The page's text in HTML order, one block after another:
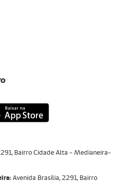
Bairro Cidade Alta - Medianeira-
Avenida Brasília, 2291, Bairro